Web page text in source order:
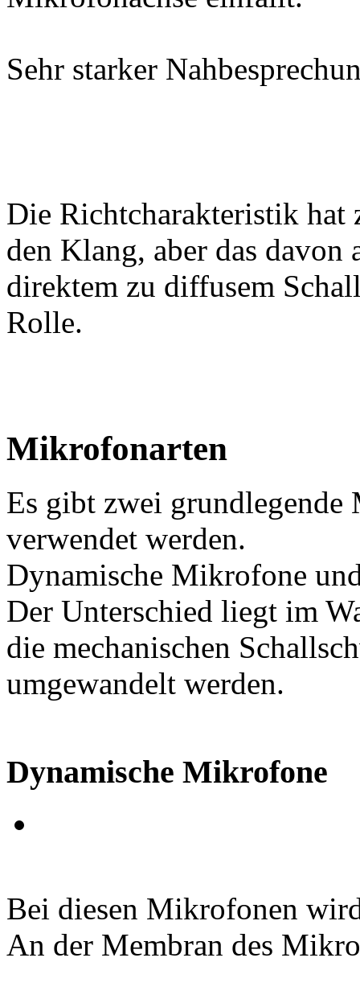
Sehr starker
Die Richtcharakteristik hat
den Klang, aber das davon
direktem zu diffusem
Rolle.
Mikrofonarten
Es gibt zwei
verwendet werden.
Dynamische Mikrofone
Der Unterschied liegt im
die mechanischen
umgewandelt werden.
Dynamische Mikrofone
Bei diesen Mikrofonen
An der Membran des